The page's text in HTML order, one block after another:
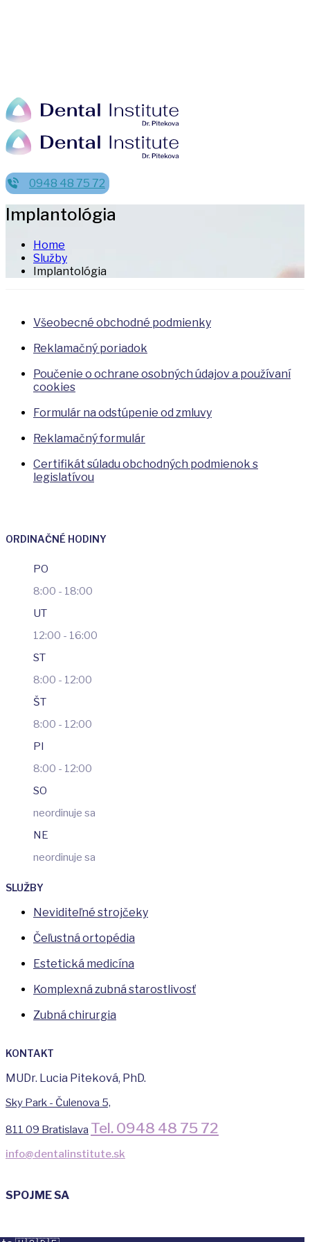
0948 48 75 72
Implantológia
Home
Služby
Implantológia
Všeobecné obchodné podmienky
Reklamačný poriadok
Poučenie o ochrane osobných údajov a používaní
cookies
Formulár na odstúpenie od zmluvy
Reklamačný formulár
Certifikát súladu obchodných podmienok s
legislatívou
ORDINAČNÉ HODINY
PO
8:00 - 18:00
UT
12:00 - 16:00
ST
8:00 - 12:00
ŠT
8:00 - 12:00
PI
8:00 - 12:00
SO
neordinuje sa
NE
neordinuje sa
SLUŽBY
Neviditeľné strojčeky
Čeľustná ortopédia
Estetická medicína
Komplexná zubná starostlivosť
Zubná chirurgia
KONTAKT
MUDr. Lucia Piteková, PhD.
Sky Park - Čulenova 5,
811 09 Bratislava Tel. 0948 48 75 72
info@dentalinstitute.sk
SPOJME SA